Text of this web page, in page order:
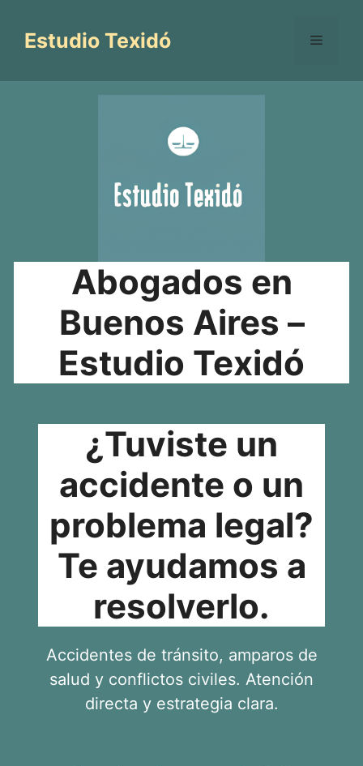
contenido
Estudio Texidó Menú
Abogados en
Buenos Aires –
Estudio Texidó
¿Tuviste un
accidente o un
problema legal?
Te ayudamos a
resolverlo.
Accidentes de tránsito, amparos de
salud y conflictos civiles. Atención
directa y estrategia clara.